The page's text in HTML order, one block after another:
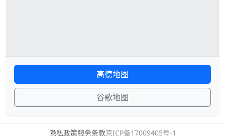
高德地图
谷歌地图
隐私政策服务条款京ICP备17009405号-1